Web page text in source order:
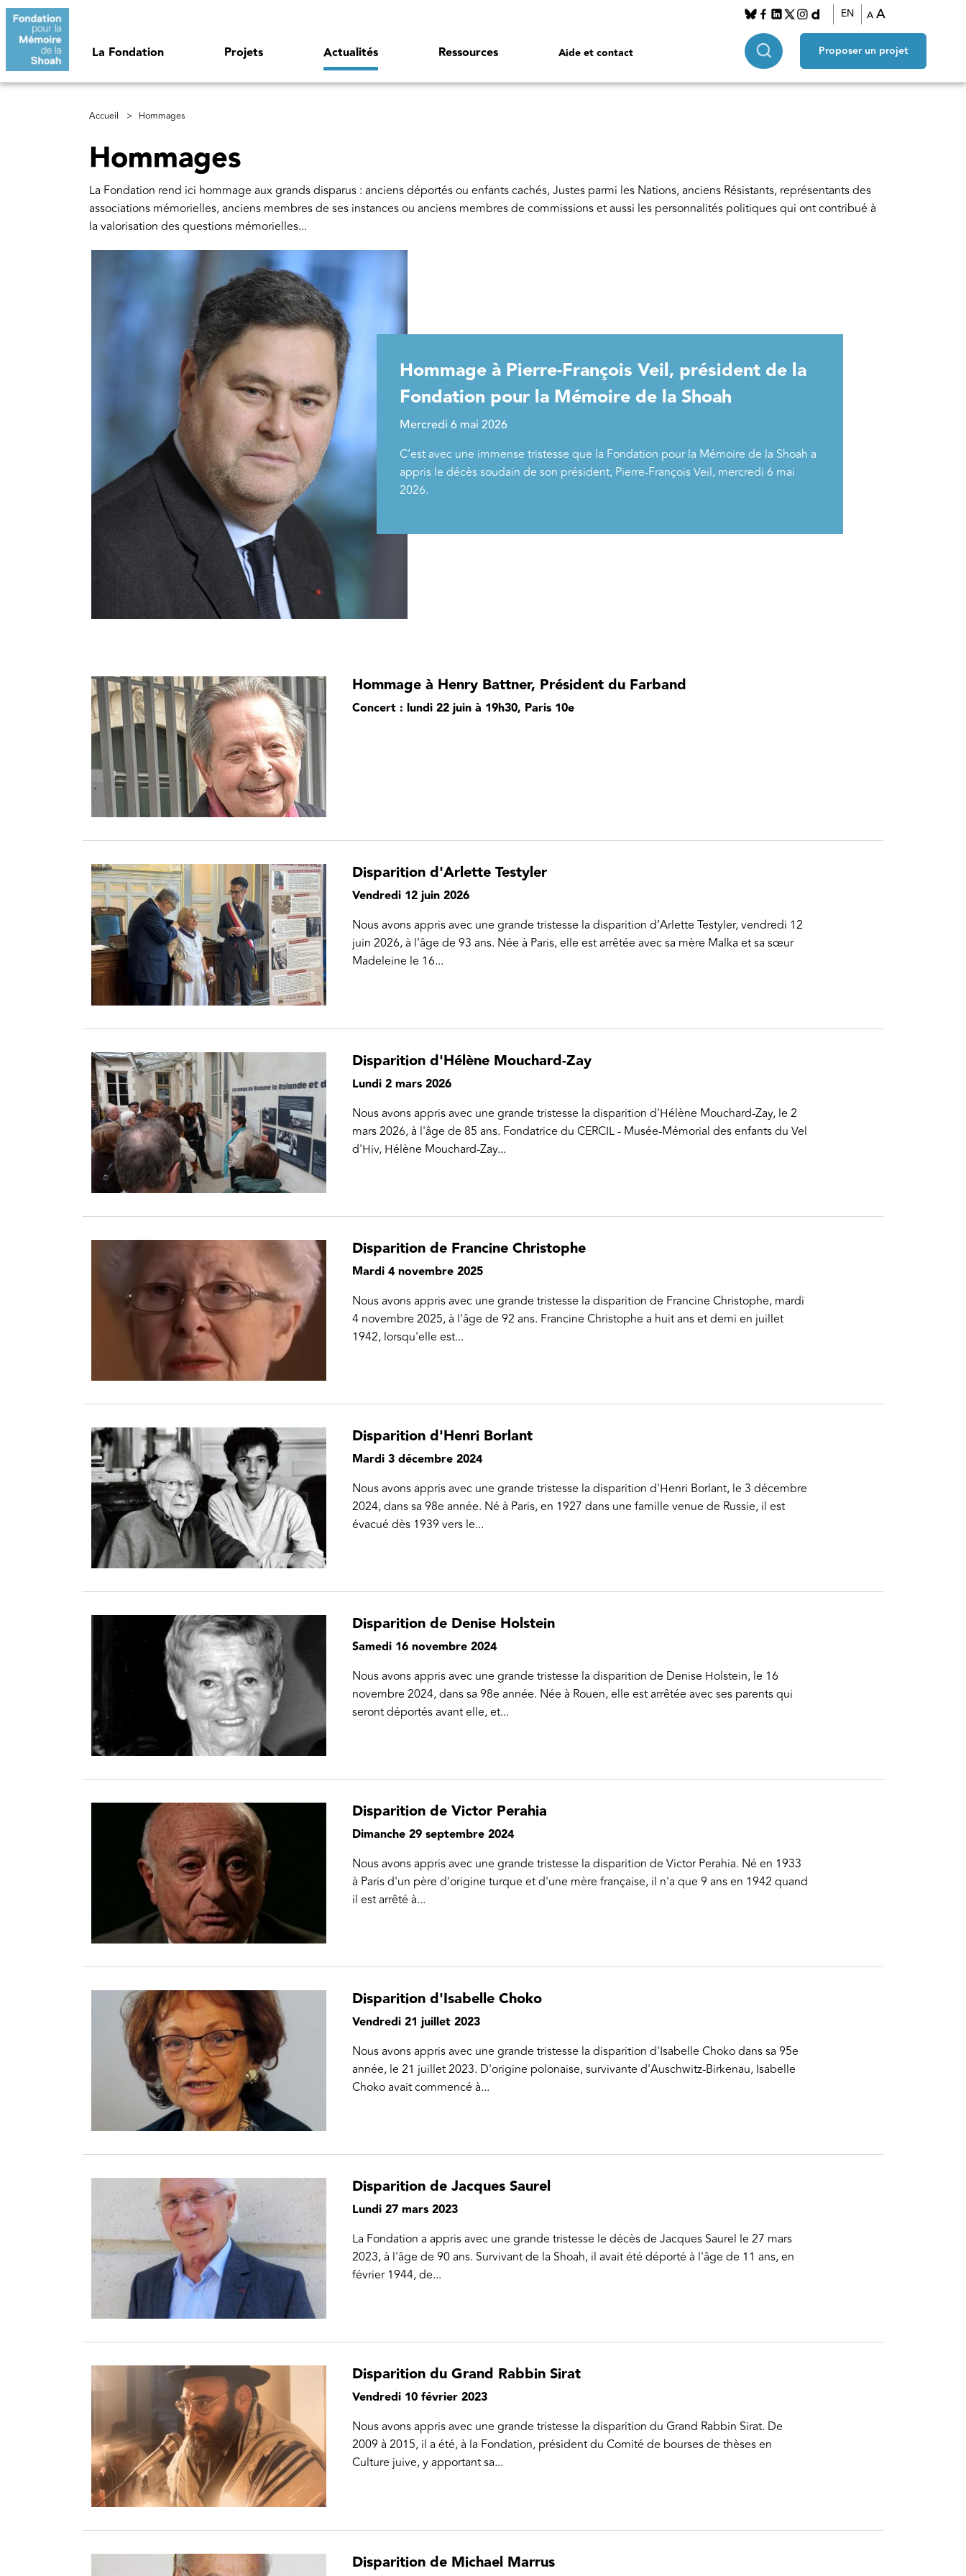
Aller au contenu principal
La Fondation Projets Actualités Ressources Aide et contact
EN A A
Proposer un projet
Fil d'Ariane
Accueil Hommages
Hommages
La Fondation rend ici hommage aux grands disparus : anciens déportés ou enfants cachés, Justes parmi les Nations, anciens Résistants, représentants des
associations mémorielles, anciens membres de ses instances ou anciens membres de commissions et aussi les personnalités politiques qui ont contribué à
la valorisation des questions mémorielles...
Hommage à Pierre-François Veil, président de la
Fondation pour la Mémoire de la Shoah
Mercredi 6 mai 2026
C’est avec une immense tristesse que la Fondation pour la Mémoire de la Shoah a
appris le décès soudain de son président, Pierre-François Veil, mercredi 6 mai
2026.
Hommage à Henry Battner, Président du Farband
Concert : lundi 22 juin à 19h30, Paris 10e
Disparition d'Arlette Testyler
Vendredi 12 juin 2026
Nous avons appris avec une grande tristesse la disparition d’Arlette Testyler, vendredi 12
juin 2026, à l’âge de 93 ans. Née à Paris, elle est arrêtée avec sa mère Malka et sa sœur
Madeleine le 16...
Disparition d'Hélène Mouchard-Zay
Lundi 2 mars 2026
Nous avons appris avec une grande tristesse la disparition d'Hélène Mouchard-Zay, le 2
mars 2026, à l'âge de 85 ans. Fondatrice du CERCIL - Musée-Mémorial des enfants du Vel
d'Hiv, Hélène Mouchard-Zay...
Disparition de Francine Christophe
Mardi 4 novembre 2025
Nous avons appris avec une grande tristesse la disparition de Francine Christophe, mardi
4 novembre 2025, à l'âge de 92 ans. Francine Christophe a huit ans et demi en juillet
1942, lorsqu'elle est...
Disparition d'Henri Borlant
Mardi 3 décembre 2024
Nous avons appris avec une grande tristesse la disparition d'Henri Borlant, le 3 décembre
2024, dans sa 98e année. Né à Paris, en 1927 dans une famille venue de Russie, il est
évacué dès 1939 vers le...
Disparition de Denise Holstein
Samedi 16 novembre 2024
Nous avons appris avec une grande tristesse la disparition de Denise Holstein, le 16
novembre 2024, dans sa 98e année. Née à Rouen, elle est arrêtée avec ses parents qui
seront déportés avant elle, et...
Disparition de Victor Perahia
Dimanche 29 septembre 2024
Nous avons appris avec une grande tristesse la disparition de Victor Perahia. Né en 1933
à Paris d'un père d'origine turque et d'une mère française, il n'a que 9 ans en 1942 quand
il est arrêté à...
Disparition d'Isabelle Choko
Vendredi 21 juillet 2023
Nous avons appris avec une grande tristesse la disparition d'Isabelle Choko dans sa 95e
année, le 21 juillet 2023. D'origine polonaise, survivante d'Auschwitz-Birkenau, Isabelle
Choko avait commencé à...
Disparition de Jacques Saurel
Lundi 27 mars 2023
La Fondation a appris avec une grande tristesse le décès de Jacques Saurel le 27 mars
2023, à l'âge de 90 ans. Survivant de la Shoah, il avait été déporté à l'âge de 11 ans, en
février 1944, de...
Disparition du Grand Rabbin Sirat
Vendredi 10 février 2023
Nous avons appris avec une grande tristesse la disparition du Grand Rabbin Sirat. De
2009 à 2015, il a été, à la Fondation, président du Comité de bourses de thèses en
Culture juive, y apportant sa...
Disparition de Michael Marrus